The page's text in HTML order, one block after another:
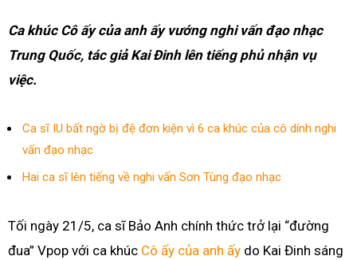
Ca khúc Cô ấy của anh ấy vướng nghi vấn đạo nhạc
Trung Quốc, tác giả Kai Đinh lên tiếng phủ nhận vụ
việc.
Ca sĩ IU bất ngờ bị đệ đơn kiện vì 6 ca khúc của cô dính nghi
vấn đạo nhạc
Hai ca sĩ lên tiếng về nghi vấn Sơn Tùng đạo nhạc
Tối ngày 21/5, ca sĩ Bảo Anh chính thức trở lại “đường
đua” Vpop với ca khúc Cô ấy của anh ấy do Kai Đinh sáng